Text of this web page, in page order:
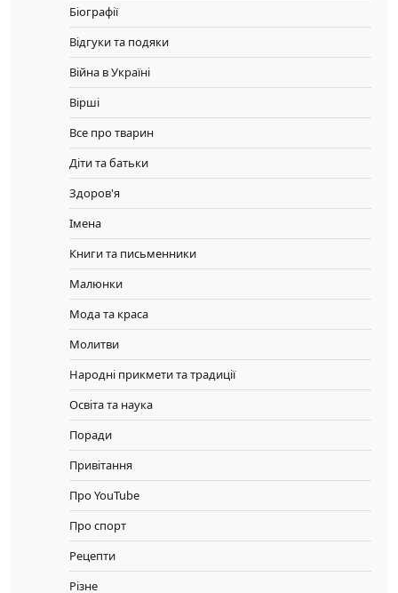
Біографії
Відгуки та подяки
Війна в Україні
Вірші
Все про тварин
Діти та батьки
Здоров'я
Імена
Книги та письменники
Малюнки
Мода та краса
Молитви
Народні прикмети та традиції
Освіта та наука
Поради
Привітання
Про YouTube
Про спорт
Рецепти
Різне